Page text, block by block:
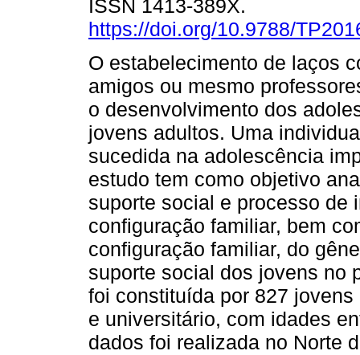
ISSN 1413-389X.
https://doi.org/10.9788/
O estabelecimento de laços
amigos ou mesmo
o desenvolvimento dos
jovens adultos. Uma
sucedida na adolescência
estudo tem como objetivo
suporte social e processo de
configuração familiar, bem
configuração familiar, do
suporte social dos jovens no
foi constituída por 827
e universitário, com idades
dados foi realizada no Norte